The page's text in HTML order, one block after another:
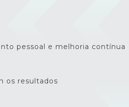
pessoal e melhoria contínua
os resultados